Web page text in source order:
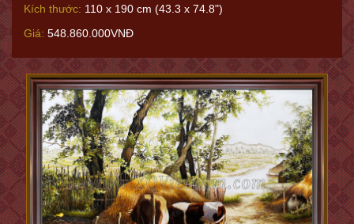
Kích thước: 110 x 190 cm (43.3 x 74.8")
Giá: 548.860.000VNĐ